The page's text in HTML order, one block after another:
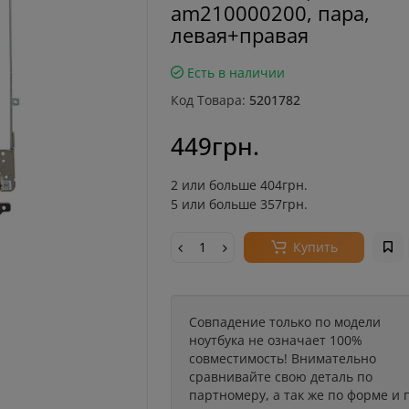
am210000200, пара,
левая+правая
Есть в наличии
Код Товара: 5201782
449грн.
2 или больше 404грн.
5 или больше 357грн.
Купить
Совпадение только по модели
ноутбука не означает 100%
совместимость! Внимательно
сравнивайте свою деталь по
партномеру, а так же по форме и